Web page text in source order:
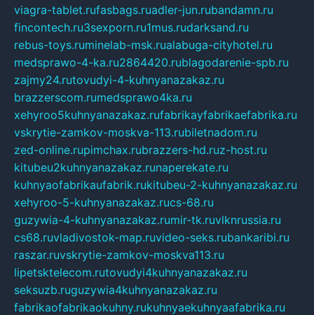
viagra-tablet.rufasbags.ruadler-jun.rubandamn.ru
fincontech.ru3sexporn.ru1mus.rudarksand.ru
rebus-toys.ruminelab-msk.rualabuga-cityhotel.ru
medsprawo-4-ka.ru2864420.rublagodarenie-spb.ru
zajmy24.rutovudyi-4-kuhnyanazakaz.ru
brazzerscom.rumedsprawo4ka.ru
xehyroo5kuhnyanazakaz.rufabrikayfabrikaefabrika.ru
vskrytie-zamkov-moskva-113.rubiletnadom.ru
zed-online.rupimchax.rubrazzers-hd.ruz-host.ru
kitubeu2kuhnyanazakaz.runaperekate.ru
kuhnyaofabrikaufabrik.rukitubeu-2-kuhnyanazakaz.ru
xehyroo-5-kuhnyanazakaz.rucs-68.ru
guzywia-4-kuhnyanazakaz.rumir-tk.ruvlknrussia.ru
cs68.ruvladivostok-map.ruvideo-seks.rubankaribi.ru
raszar.ruvskrytie-zamkov-moskva113.ru
lipetsktelecom.rutovudyi4kuhnyanazakaz.ru
seksuzb.ruguzywia4kuhnyanazakaz.ru
fabrikaofabrikaokuhny.rukuhnyaekuhnyaafabrika.ru